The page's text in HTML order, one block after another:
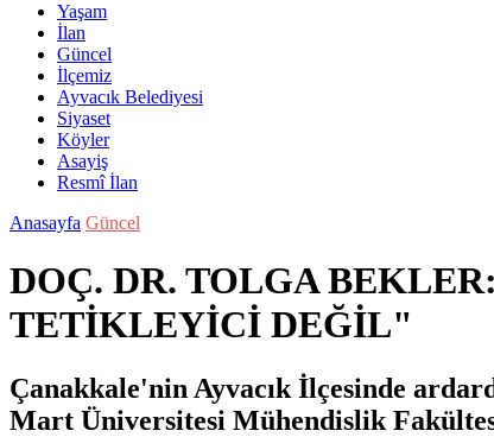
Yaşam
İlan
Güncel
İlçemiz
Ayvacık Belediyesi
Siyaset
Köyler
Asayiş
Resmî İlan
Anasayfa Güncel
DOÇ. DR. TOLGA
TETİKLEYİCİ DEĞİL"
Çanakkale'nin Ayvacık İlçesinde
Mart Üniversitesi Mühendislik